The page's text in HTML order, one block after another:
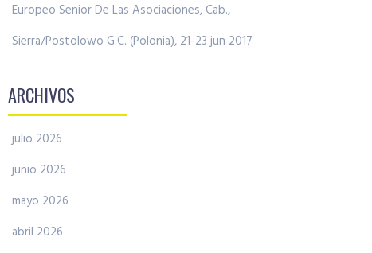
Europeo Senior De Las Asociaciones, Cab.,
Sierra/Postolowo G.C. (Polonia), 21-23 jun 2017
ARCHIVOS
julio 2026
junio 2026
mayo 2026
abril 2026